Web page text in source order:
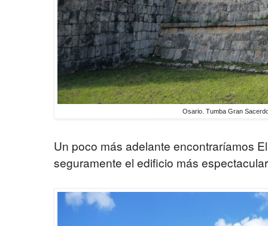
Osario. Tumba Gran
Un poco más adelante encontraríamos
seguramente el edificio más